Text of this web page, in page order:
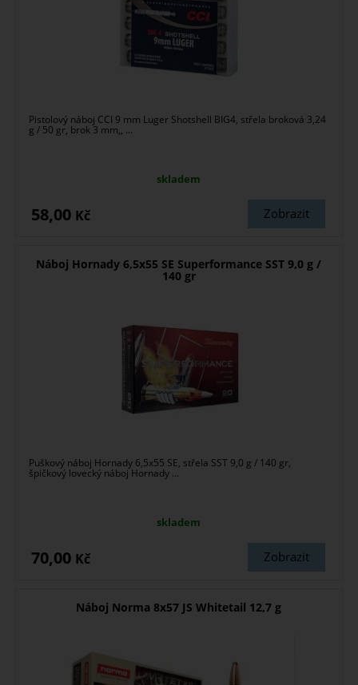
Pistolový náboj CCI 9 mm Luger Shotshell BIG4, střela broková 3,24
g / 50 gr, brok 3 mm,, ...
skladem
Zobrazit
58,00 Kč
Náboj Hornady 6,5x55 SE Superformance SST 9,0 g /
140 gr
Puškový náboj Hornady 6,5x55 SE, střela SST 9,0 g / 140 gr,
špičkový lovecký náboj Hornady ...
skladem
Zobrazit
70,00 Kč
Náboj Norma 8x57 JS Whitetail 12,7 g